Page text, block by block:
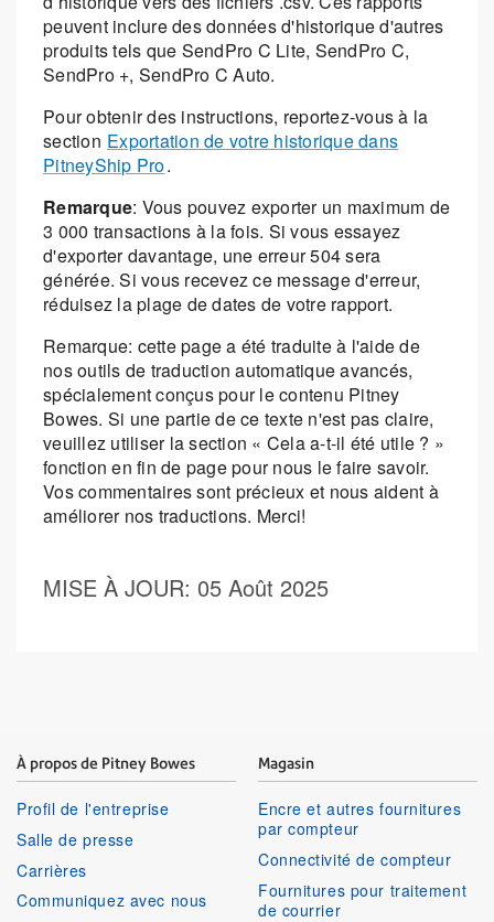
peuvent inclure des données d'historique d'autres
produits tels que SendPro C Lite, SendPro C,
SendPro +, SendPro C Auto.
Pour obtenir des instructions, reportez-vous à la
section Exportation de votre historique dans
PitneyShip Pro.
Remarque: Vous pouvez exporter un maximum de
3 000 transactions à la fois. Si vous essayez
d'exporter davantage, une erreur 504 sera
générée. Si vous recevez ce message d'erreur,
réduisez la plage de dates de votre rapport.
Remarque: cette page a été traduite à l'aide de
nos outils de traduction automatique avancés,
spécialement conçus pour le contenu Pitney
Bowes. Si une partie de ce texte n'est pas claire,
veuillez utiliser la section « Cela a-t-il été utile ? »
fonction en fin de page pour nous le faire savoir.
Vos commentaires sont précieux et nous aident à
améliorer nos traductions. Merci!
MISE À JOUR: 05 Août 2025
À propos de Pitney Bowes
Profil de l'entreprise
Salle de presse
Carrières
Communiquez avec nous
Magasin
Encre et autres fournitures
par compteur
Connectivité de compteur
Fournitures pour traitement
de courrier